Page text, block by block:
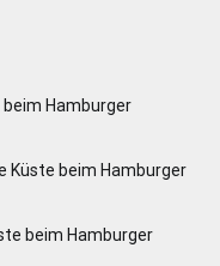
beim Hamburger
Küste beim Hamburger
beim Hamburger